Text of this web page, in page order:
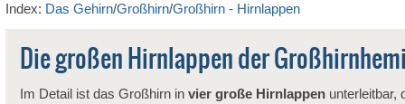
Index: Das Gehirn/Großhirn/Großhirn - Hirnlappen
Die großen Hirnlappen der
Im Detail ist das Großhirn in vier große Hirnlappenunterleitbar,